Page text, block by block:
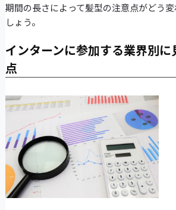
期間の長さによって髪型の注意点がどう
しょう。
インターンに参加する業界別
点